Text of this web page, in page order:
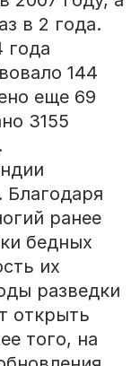
в 2 года.
года
144
еще 69
3155
ранее
бедных
их
разведки
открыть
того, на